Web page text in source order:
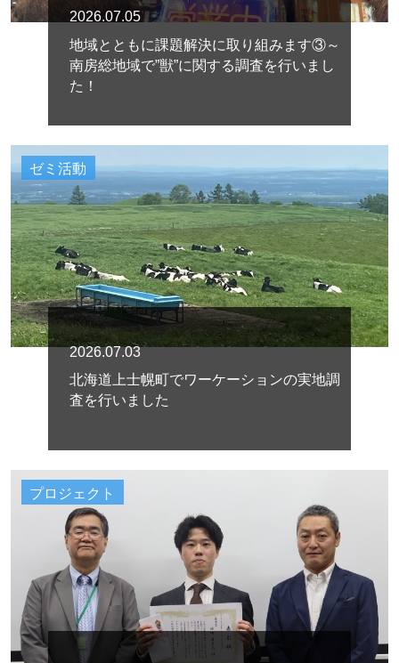
2026.07.05
地域とともに課題解決に取り組みます③～
南房総地域で”獣”に関する調査を行いまし
た！
ゼミ活動
2026.07.03
北海道上士幌町でワーケーションの実地調
査を行いました
プロジェクト